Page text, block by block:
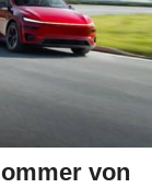
von